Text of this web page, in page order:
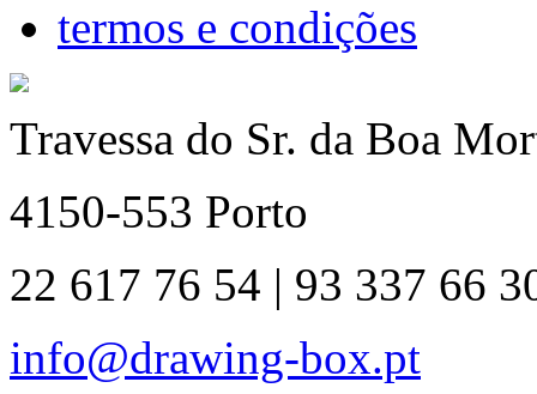
termos e condições
Travessa do Sr. da Boa
4150-553 Porto
22 617 76 54 | 93 337 66
info@drawing-box.pt